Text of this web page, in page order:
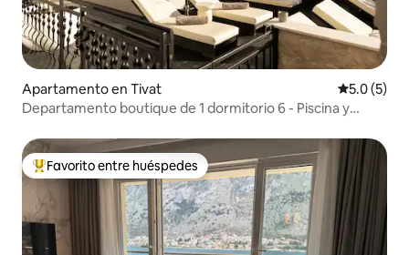
Apartamento en Tivat
5.0 (5)
Departamento boutique de 1 dormitorio 6 - Piscina y
Favorito entre huéspedes preferido
Favorito entre huéspedes